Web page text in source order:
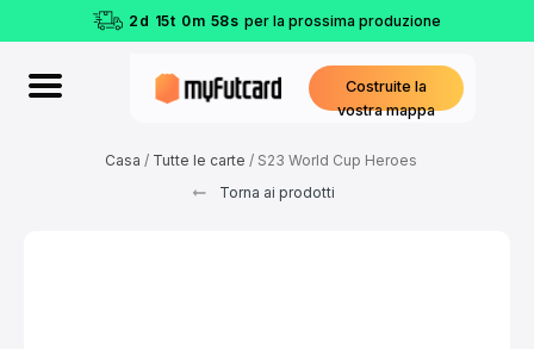
2 d 15t 0m 57s per la prossima produzione
Costruite la
vostra mappa
Casa / Tutte le carte / S23 World Cup Heroes
Torna ai prodotti